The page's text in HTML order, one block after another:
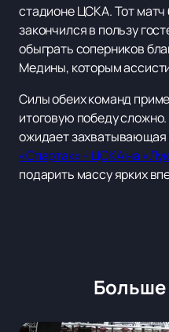
стадионе ЦСКА. Тот
закончился в пользу
обыграть соперников
Медины, которым
Силы обеих команд
итоговую победу
ожидает захватывающая
«Спартак» - ЦСКА на
подарить массу ярких
Больше